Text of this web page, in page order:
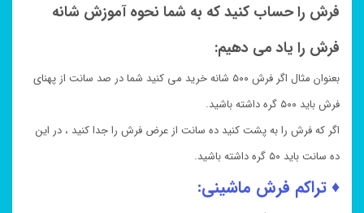
فرش را حساب کنید که به شما نحوه آموزش شانه
فرش را یاد می دهیم:
بعنوان مثال اگر فرش ۵۰۰ شانه خرید می کنید شما در صد سانت از پهنای
فرش باید ۵۰۰ گره داشته باشید.
اگر که فرش را به پشت کنید ده سانت از عرض فرش را جدا کنید ، در این
ده سانت باید ۵۰ گره داشته باشید.
♦ تراکم فرش ماشینی: